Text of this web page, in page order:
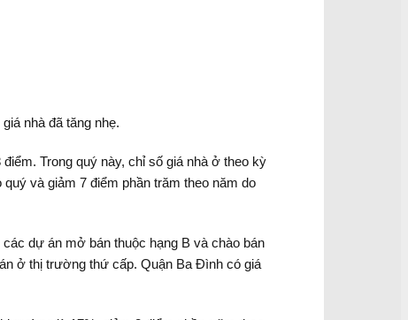
nhà đã tăng nhẹ.
Trong quý này, chỉ số giá nhà ở theo kỳ
và giảm 7 điểm phần trăm theo năm do
dự án mở bán thuộc hạng B và chào bán
ở thị trường thứ cấp. Quận Ba Đình có giá